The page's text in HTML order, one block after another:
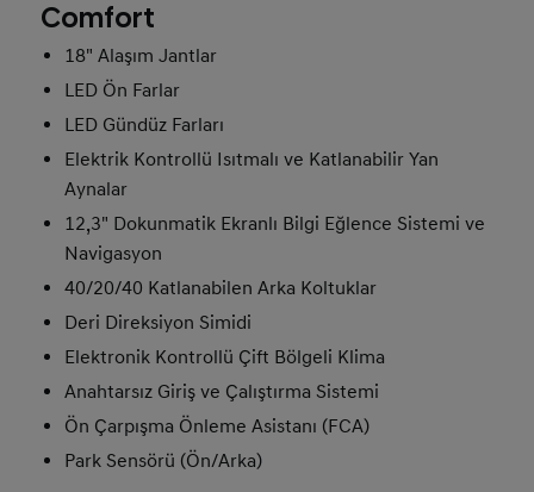
Comfort
18" Alaşım Jantlar
LED Ön Farlar
LED Gündüz Farları
Elektrik Kontrollü Isıtmalı ve Katlanabilir Yan
Aynalar
12,3" Dokunmatik Ekranlı Bilgi Eğlence Sistemi ve
Navigasyon
40/20/40 Katlanabilen Arka Koltuklar
Deri Direksiyon Simidi
Elektronik Kontrollü Çift Bölgeli Klima
Anahtarsız Giriş ve Çalıştırma Sistemi
Ön Çarpışma Önleme Asistanı (FCA)
Park Sensörü (Ön/Arka)